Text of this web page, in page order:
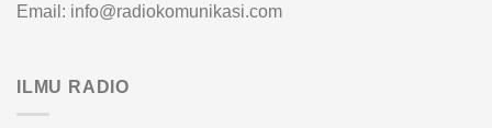
Email: info@radiokomunikasi.com
ILMU RADIO